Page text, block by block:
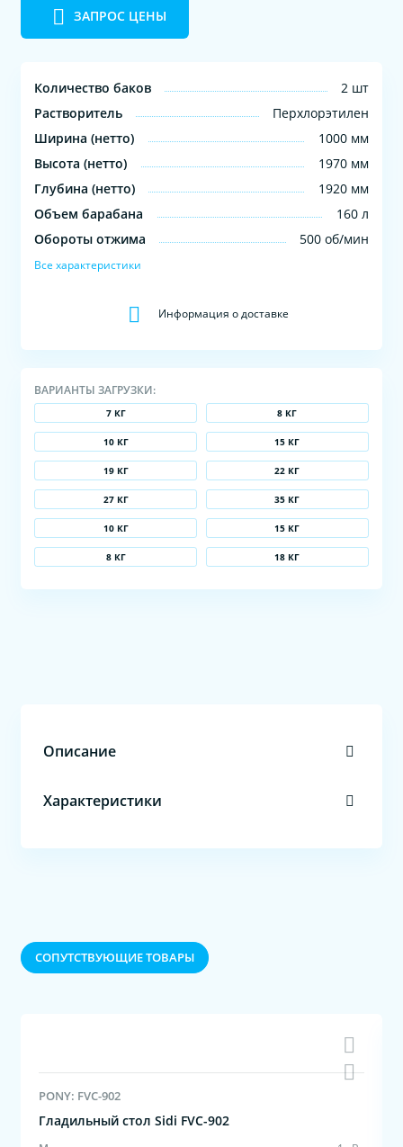
ЗАПРОС ЦЕНЫ
Количество баков
2 шт
Растворитель
Перхлорэтилен
Ширина (нетто)
1000 мм
Высота (нетто)
1970 мм
Глубина (нетто)
1920 мм
Объем барабана
160 л
Обороты отжима
500 об/мин
Все характеристики
Информация о доставке
ВАРИАНТЫ ЗАГРУЗКИ:
7 КГ 8 КГ
10 КГ 15 КГ
19 КГ 22 КГ
27 КГ 35 КГ
10 КГ 15 КГ
8 КГ 18 КГ
Описание
Характеристики
CОПУТСТВУЮЩИЕ ТОВАРЫ
PONY: FVC-902
Гладильный стол Sidi FVC-902